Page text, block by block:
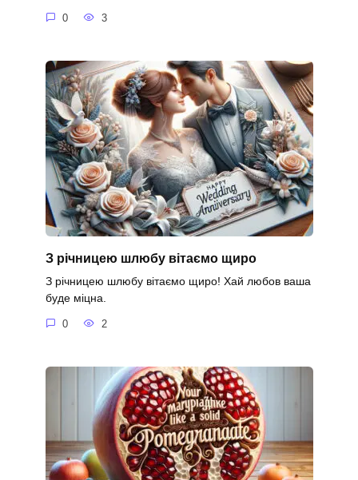
0 3
З річницею шлюбу вітаємо щиро
З річницею шлюбу вітаємо щиро! Хай любов ваша
буде міцна.
0 2